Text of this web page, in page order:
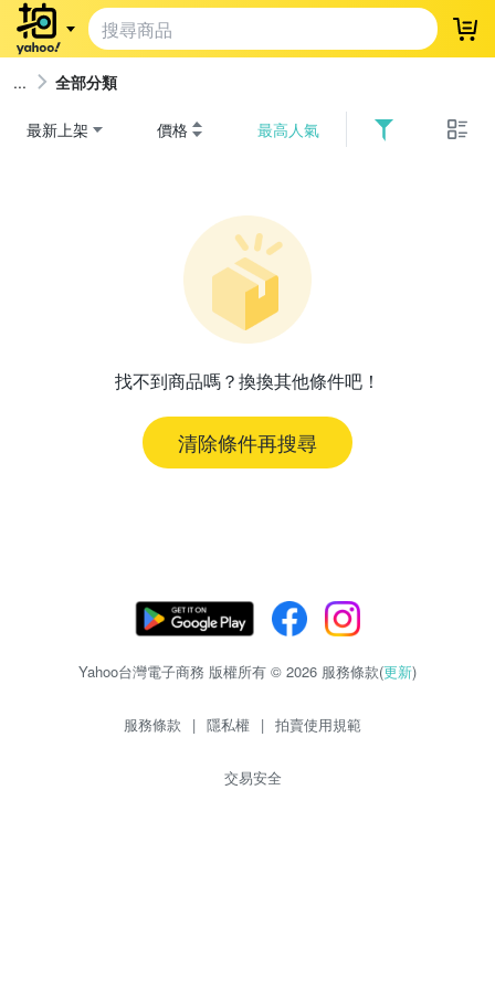
登
全部分類
最新上架 價格 最高人氣
找不到商品嗎？換換其他條件吧！
清除條件再搜尋
Yahoo台灣電子商務 版權所有 © 2026 服務條款(更新)
服務條款 | 隱私權 | 拍賣使用規範
交易安全